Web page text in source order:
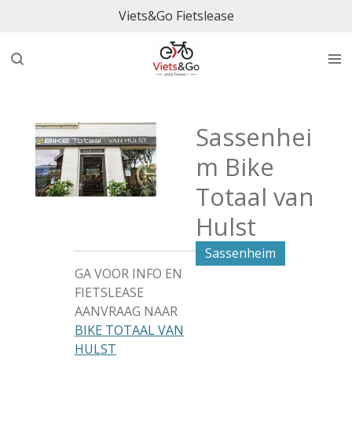
naar
Viets&Go Fietslease
Sassenhei
m Bike
Totaal van
Hulst
Sassenheim
GA VOOR INFO EN
FIETSLEASE
AANVRAAG NAAR
BIKE TOTAAL VAN
HULST